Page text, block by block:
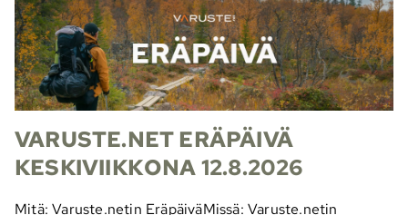
VARUSTE.NET ERÄPÄIVÄ
KESKIVIIKKONA 12.8.2026
Mitä: Varuste.netin EräpäiväMissä: Varuste.netin